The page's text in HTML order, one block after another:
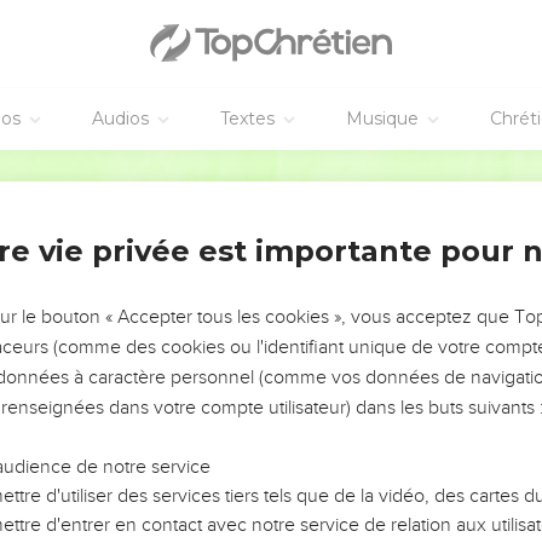
Audios Textes Musique
LES VOTRES ?
leur impact, leur foi ou leur vision. Mais on voit
qu'ils ont traversés, alors même que ce sont
et responsables reviennent sur les erreurs
avec plus de sagesse afin que leurs erreurs
ministère, une équipe, un groupe ou une famille,
vie privée est importante pour
le bouton « Accepter tous les cookies », vous acceptez que
(comme des cookies ou l'identifiant unique de votre
à caractère personnel (comme vos données de
dans votre compte utilisateur) dans les buts suivants
de notre service
d'utiliser des services tiers tels que de la vidéo, des cartes
d'entrer en contact avec notre service de relation aux